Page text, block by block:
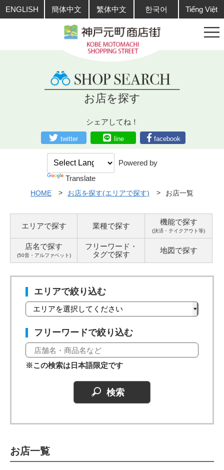
ENGLISH 簡体中文 繁体中文 한국어 Tiếng Việt
お店を探す
シェアしてね！
twitter line facebook
Powered by
Translate
HOME お店を探す(エリアで探す) お店一覧
エリアで探す 業種で探す 機能で探す
(決済・テイクアウト等)
店名で探す
(50音・アルファベット)
フリーワード・
タグで探す 地図で探す
エリアで絞り込む
フリーワードで絞り込む
※この検索は日本語限定です
お店一覧